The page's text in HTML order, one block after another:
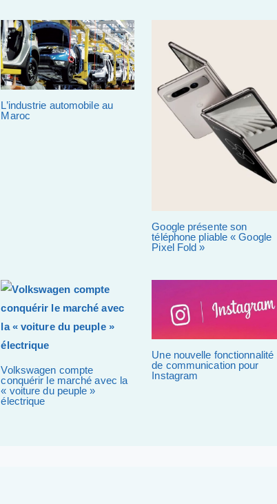
L’industrie automobile au
Maroc
Google présente son
téléphone pliable « Google
Pixel Fold »
Volkswagen compte
conquérir le marché avec la
« voiture du peuple »
électrique
Une nouvelle fonctionnalité
de communication pour
Instagram